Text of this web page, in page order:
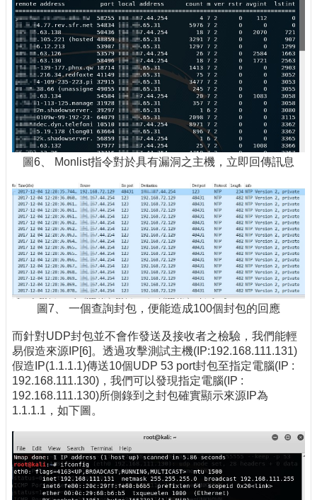
圖6、 Monlist指令對於具有漏洞之主機，立即回傳訊息
圖7、 一個查詢封包，便能造成100個封包的回應
而針對UDP封包並不會作發送及接收者之檢驗，我們能輕
易假造來源IP[6]。透過攻擊測試主機(IP:192.168.111.131)
假造IP(1.1.1.1)傳送10個UDP 53 port封包至指定電腦(IP :
192.168.111.130)，我們可以發現指定電腦(IP :
192.168.111.130)所側錄到之封包確實顯示來源IP為
1.1.1.1，如下圖。